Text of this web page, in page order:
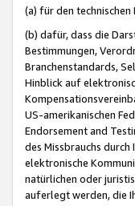
(a) für den
(b) dafür, dass die
Bestimmungen,
Branchenstandards,
Hinblick auf
US-amerikanischen
Endorsement and
des Missbrauchs
elektronische
natürlichen oder
auferlegt werden, die